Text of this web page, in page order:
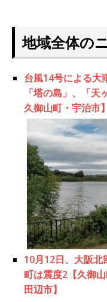
地域全体の
台風14号による大
「塔の島」、「天
久御山町・宇治市】
10月12日、大阪北
町は震度2【久御
田辺市】